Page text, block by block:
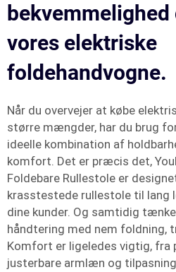
vores elektriske
foldehandvogne.
Når du overvejer at købe
større mængder, har du brug
ideelle kombination af
komfort. Det er præcis det,
Foldebare Rullestole er
krasstestede rullestole til lang
dine kunder. Og samtidig
håndtering med nem foldning,
Komfort er ligeledes vigtig,
justerbare armlæn og